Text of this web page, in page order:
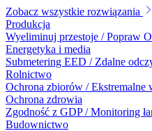
Zobacz wszystkie rozwiązania
Produkcja
Wyeliminuj przestoje / Popraw
Energetyka i media
Submetering EED / Zdalne
Rolnictwo
Ochrona zbiorów / Ekstremalne
Ochrona zdrowia
Zgodność z GDP / Monitoring
Budownictwo